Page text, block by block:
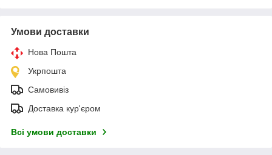
Умови доставки
Нова Пошта
Укрпошта
Самовивіз
Доставка кур'єром
Всі умови доставки